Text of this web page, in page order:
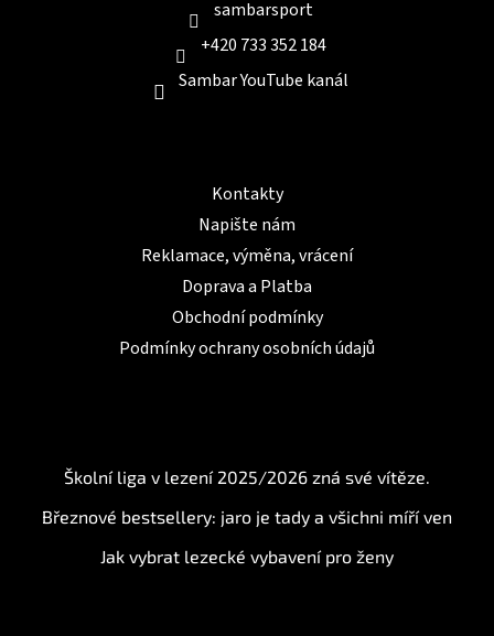
sambarsport
+420 733 352 184
Sambar YouTube kanál
Kontakty
Napište nám
Reklamace, výměna, vrácení
Doprava a Platba
Obchodní podmínky
Podmínky ochrany osobních údajů
Školní liga v lezení 2025/2026 zná své vítěze.
Březnové bestsellery: jaro je tady a všichni míří ven
Jak vybrat lezecké vybavení pro ženy